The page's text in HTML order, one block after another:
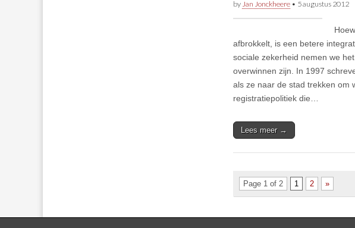
by Jan Jonckheere • 5 augustus 2012
afbrokkelt, is een betere
sociale zekerheid nemen we
overwinnen zijn. In 1997
als ze naar de stad trekken om
registratiepolitiek die…
Lees meer →
Page 1 of 2 1 2 »